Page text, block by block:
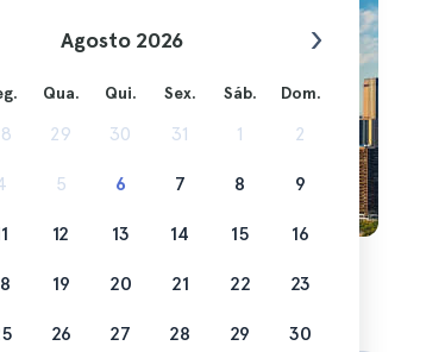
Agosto 2026
Qua. Qui. Sex. Sáb. Dom.
29 30 31 1 2
5 6 7 8 9
12 13 14 15 16
19 20 21 22 23
26 27 28 29 30